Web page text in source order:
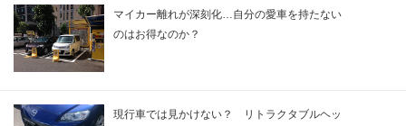
マイカー離れが深刻化…自分の愛車を持たない
のはお得なのか？
現行車では見かけない？ リトラクタブルヘッ